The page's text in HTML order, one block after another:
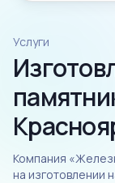
Услуги
Компания
на изготовлении